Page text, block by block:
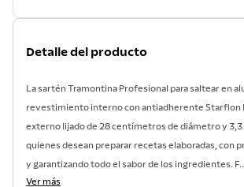
Detalle del producto
La sartén Tramontina Profesional para saltear en
revestimiento interno con antiadherente Starflon
externo lijado de 28 centímetros de diámetro y 3,3
quienes desean preparar recetas elaboradas, con
y garantizando todo el sabor de los ingredientes.
Ver más